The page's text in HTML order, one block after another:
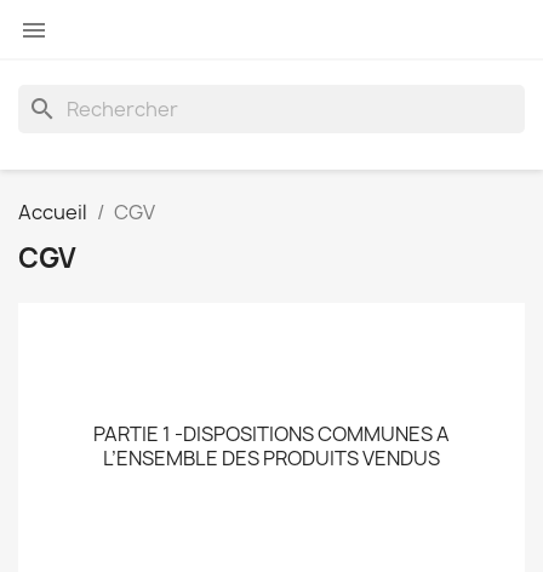

search
Accueil CGV
CGV
PARTIE 1 -DISPOSITIONS COMMUNES A
L’ENSEMBLE DES PRODUITS VENDUS